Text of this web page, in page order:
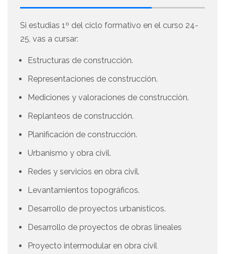
Si estudias 1º del ciclo formativo en el curso 24-
25, vas a cursar:
Estructuras de construcción.
Representaciones de construcción.
Mediciones y valoraciones de construcción.
Replanteos de construcción.
Planificación de construcción.
Urbanismo y obra civil.
Redes y servicios en obra civil.
Levantamientos topográficos.
Desarrollo de proyectos urbanísticos.
Desarrollo de proyectos de obras lineales
Proyecto intermodular en obra civil